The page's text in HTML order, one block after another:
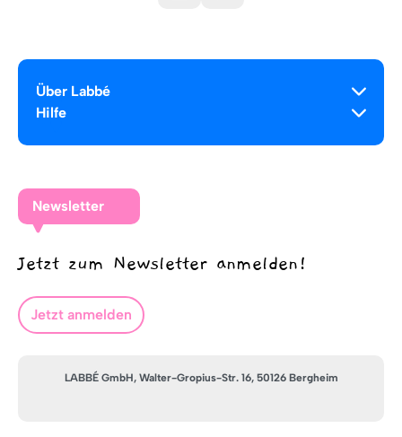
Über Labbé
Hilfe
Newsletter
Jetzt zum Newsletter anmelden!
Jetzt anmelden
LABBÉ GmbH, Walter-Gropius-Str. 16, 50126 Bergheim